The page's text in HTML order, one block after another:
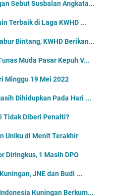
Sebut Susbalan Angkata...
Terbaik di Laga KWHD ...
Bintang, KWHD Berikan...
Muda Pasar Kepuh V...
Minggu 19 Mei 2022
Dihidupkan Pada Hari ...
Tidak Diberi Penalti?
Uniku di Menit Terakhir
Diringkus, 1 Masih DPO
JNE dan Budi ...
Kuningan Berkum...